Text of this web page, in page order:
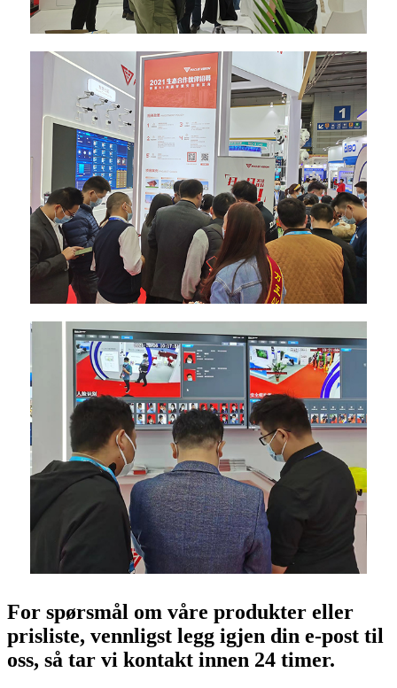
For spørsmål om våre produkter eller
prisliste, vennligst legg igjen din e-post til
oss, så tar vi kontakt innen 24 timer.